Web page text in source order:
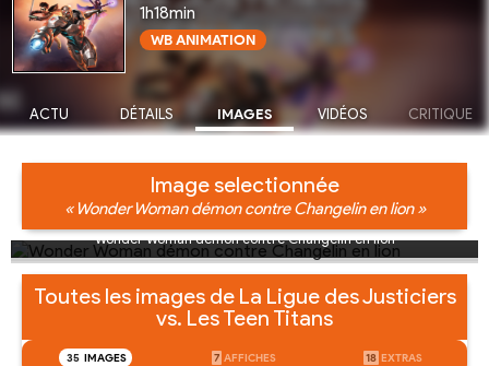
1h18min
WB ANIMATION
ACTU DÉTAILS IMAGES VIDÉOS CRITIQUE
Image selectionnée
« Wonder Woman démon contre Changelin en lion »
Wonder Woman démon contre Changelin en lion
Toutes les images de La Ligue des Justiciers
vs. Les Teen Titans
35 IMAGES 7 AFFICHES 18 EXTRAS